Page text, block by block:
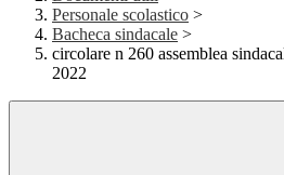
Personale scolastico >
Bacheca sindacale >
circolare n 260 assemblea
2022